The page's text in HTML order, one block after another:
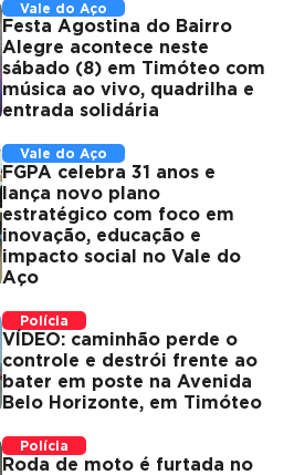
Vale do Aço
Festa Agostina do Bairro
Alegre acontece neste
sábado (8) em Timóteo com
música ao vivo, quadrilha e
entrada solidária
Vale do Aço
FGPA celebra 31 anos e
lança novo plano
estratégico com foco em
inovação, educação e
impacto social no Vale do
Aço
Polícia
VÍDEO: caminhão perde o
controle e destrói frente ao
bater em poste na Avenida
Belo Horizonte, em Timóteo
Polícia
Roda de moto é furtada no